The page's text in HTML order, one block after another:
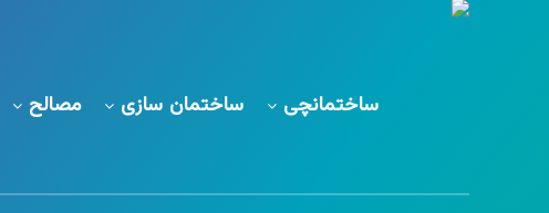
ساختمانچی ساختمان سازی مصالح